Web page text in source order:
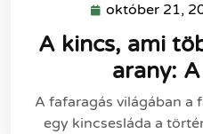
október 21,
A kincs, ami
arany:
A fafaragás világában a
egy kincsesláda a